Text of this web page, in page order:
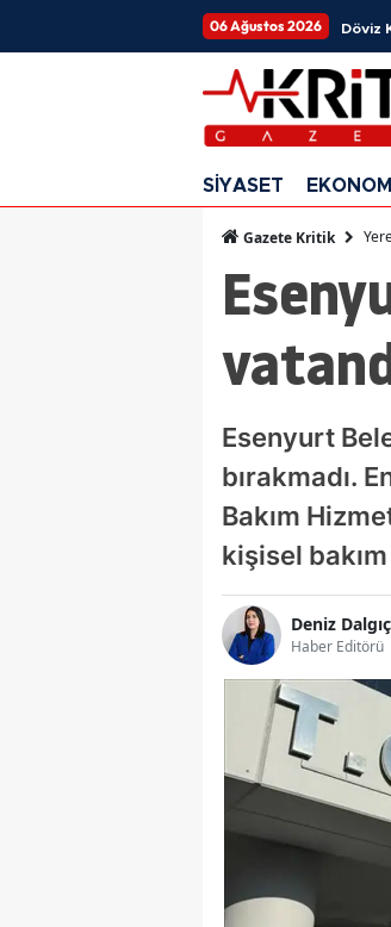
06 Ağustos 2026 Döviz
SİYASET EKONOMİ
Gazete Kritik
Esenyurt
bırakmadı.
Bakım
kişisel
Deniz Dalgıç
Haber Editörü